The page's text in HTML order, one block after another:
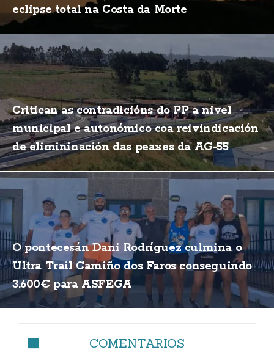
eclipse total na Costa da Morte
Critican as contradicións do PP a nivel
municipal e autonómico coa reivindicación
de elimininación das peaxes da AG-55
O pontecesán Dani Rodríguez culmina o
Ultra Trail Camiño dos Faros conseguindo
3.600€ para ASFEGA
COMENTARIOS